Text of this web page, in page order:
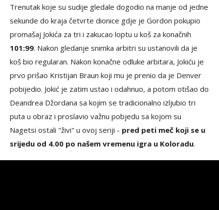
Trenutak koje su sudije gledale dogodio na manje od jedne
sekunde do kraja četvrte dionice gdje je Gordon pokupio
promašaj Jokića za tri i zakucao loptu u koš za konačnih
101:99. Nakon gledanje snimka arbitri su ustanovili da je
koš bio regularan. Nakon konačne odluke arbitara, Jokiću je
prvo prišao Kristijan Braun koji mu je prenio da je Denver
pobijedio. Jokić je zatim ustao i odahnuo, a potom otišao do
Deandrea Džordana sa kojim se tradicionalno izljubio tri
puta u obraz i proslavio važnu pobjedu sa kojom su
Nagetsi ostali "živi" u ovoj seriji - pred peti meč koji se u
srijedu od 4.00 po našem vremenu igra u Koloradu.